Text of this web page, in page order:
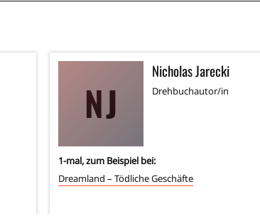
NJ
Nicholas Jarecki
Drehbuchautor/in
1-mal, zum Beispiel bei:
Dreamland – Tödliche Geschäfte